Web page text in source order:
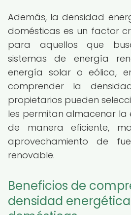
Además, la densidad
domésticas es un factor
para aquellos que
sistemas de energía
energía solar o eólica,
comprender la
propietarios pueden
les permitan almacenar
de manera eficiente,
aprovechamiento de
renovable.
Beneficios de
densidad